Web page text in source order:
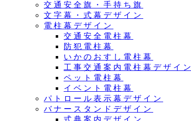
交通安全旗・手持ち旗
文字幕・式幕デザイン
電柱幕デザイン
交通安全電柱幕
防犯電柱幕
いかのおすし電柱幕
工事交通案内電柱幕デザイン
ペット電柱幕
イベント電柱幕
パトロール表示幕デザイン
バナースタンドデザイン
式典案内デザイン